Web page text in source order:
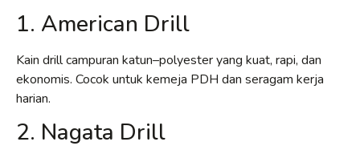
1. American Drill
Kain drill campuran katun–polyester yang kuat, rapi, dan
ekonomis. Cocok untuk kemeja PDH dan seragam kerja
harian.
2. Nagata Drill